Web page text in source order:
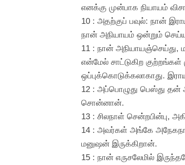
எனக்கு முன்பாக நியாயம்
10 : அதற்குப் பவுல்: நான்
நான் அநியாயம் ஒன்றும்
11 : நான் அநியாயஞ்செய்து,
என்மேல் சாட்டுகிற
ஒப்புக்கொடுக்கலாகாது.
12 : அப்பொழுது பெஸ்து தன்
சொன்னான்.
13 : சிலநாள் சென்றபின்பு,
14 : அவர்கள் அங்கே அநேகநாள்
மனுஷன் இருக்கிறான்.
15 : நான் எருசலேமில்